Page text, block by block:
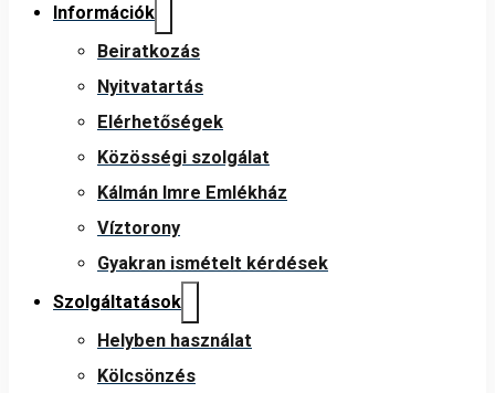
Információk
Beiratkozás
Nyitvatartás
Elérhetőségek
Közösségi szolgálat
Kálmán Imre Emlékház
Víztorony
Gyakran ismételt kérdések
Szolgáltatások
Helyben használat
Kölcsönzés